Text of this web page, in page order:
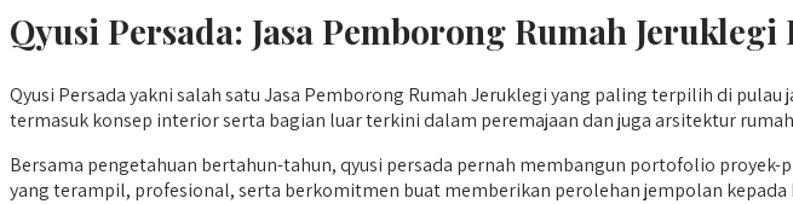
Qyusi Persada: Jasa Pemborong Rumah Jeruklegi
Qyusi Persada yakni salah satu Jasa Pemborong Rumah Jeruklegi yang paling terpilih di
termasuk konsep interior serta bagian luar terkini dalam peremajaan dan juga arsitektur
Bersama pengetahuan bertahun-tahun, qyusi persada pernah membangun portofolio
yang terampil, profesional, serta berkomitmen buat memberikan perolehan jempolan kepada